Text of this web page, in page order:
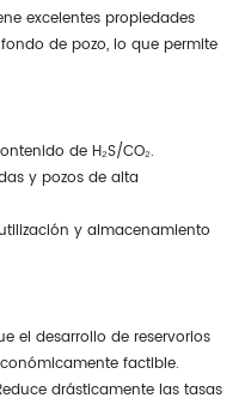
excelentes propiedades
de pozo, lo que permite
de H₂S/CO₂.
y pozos de alta
y almacenamiento
el desarrollo de reservorios
factible.
drásticamente las tasas